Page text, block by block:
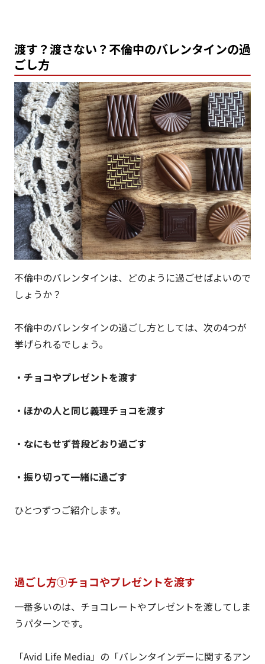
渡す？渡さない？不倫中のバレンタインの過
ごし方
不倫中のバレンタインは、どのように過ごせばよいので
しょうか？
不倫中のバレンタインの過ごし方としては、次の4つが
挙げられるでしょう。
・チョコやプレゼントを渡す
・ほかの人と同じ義理チョコを渡す
・なにもせず普段どおり過ごす
・振り切って一緒に過ごす
ひとつずつご紹介します。
過ごし方①チョコやプレゼントを渡す
一番多いのは、チョコレートやプレゼントを渡してしま
うパターンです。
「Avid Life Media」の「バレンタインデーに関するアン